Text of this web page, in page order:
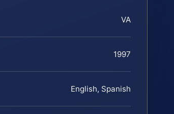
VA
1997
English, Spanish